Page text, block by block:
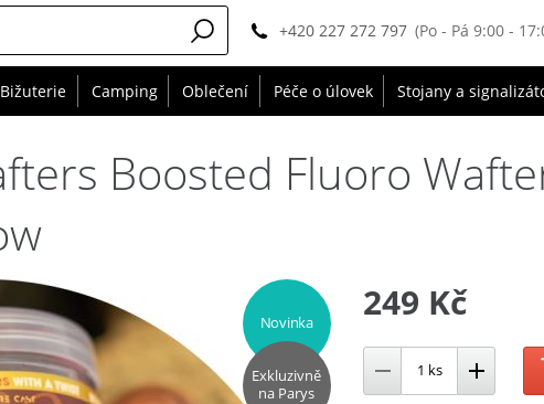
+420 227 272 797 (Po - Pá 9:00 -
Bižuterie Camping Oblečení Péče o úlovek Stojany a
Boosted Fluoro
Novinka
Exkluzivně
na Parys
249 Kč